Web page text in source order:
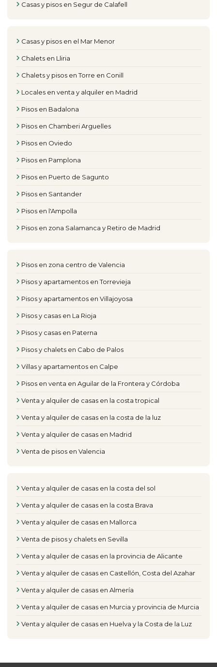
Casas y pisos en Segur de Calafell
Casas y pisos en el Mar Menor
Chalets en Lliria
Chalets y pisos en Torre en Conill
Locales en venta y alquiler en Madrid
Pisos en Badalona
Pisos en Chamberi Arguelles
Pisos en Oviedo
Pisos en Pamplona
Pisos en Puerto de Sagunto
Pisos en Santander
Pisos en l'Ampolla
Pisos en zona Salamanca y Retiro de Madrid
Pisos en zona centro de Valencia
Pisos y apartamentos en Torrevieja
Pisos y apartamentos en Villajoyosa
Pisos y casas en La Rioja
Pisos y casas en Paterna
Pisos y chalets en Cabo de Palos
Villas y apartamentos en Calpe
Pisos en venta en Aguilar de la Frontera y Córdoba
Venta y alquiler de casas en la costa tropical
Venta y alquiler de casas en la costa de la luz
Venta y alquiler de casas en Madrid
Venta de pisos en Valencia
Venta y alquiler de casas en la costa del sol
Venta y alquiler de casas en la costa Brava
Venta y alquiler de casas en Mallorca
Venta de pisos y chalets en Sevilla
Venta y alquiler de casas en la provincia de Alicante
Venta y alquiler de casas en Castellón, Costa del Azahar
Venta y alquiler de casas en Almería
Venta y alquiler de casas en Murcia y provincia de Murcia
Venta y alquiler de casas en Huelva y la Costa de la Luz